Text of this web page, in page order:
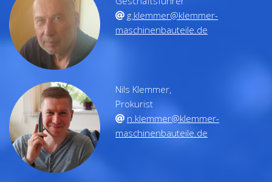
g.klemmer@klemmer-
maschinenbauteile.de
Nils Klemmer,
Prokurist
n.klemmer@klemmer-
maschinenbauteile.de